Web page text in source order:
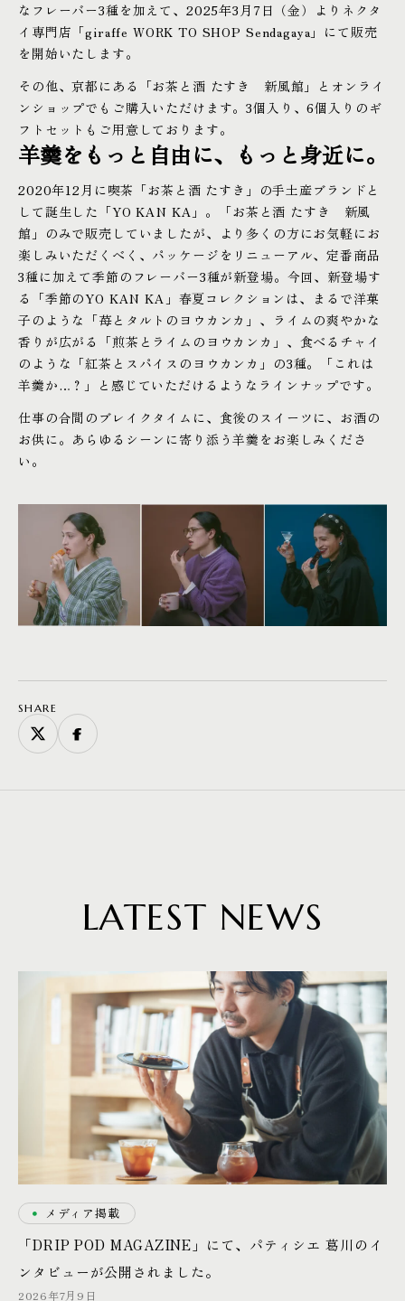
なフレーバー3種を加えて、2025年3月7日（金）よりネクタ
イ専門店「giraffe WORK TO SHOP Sendagaya」にて販売
を開始いたします。
その他、京都にある「お茶と酒 たすき 新風館」とオンライ
ンショップでもご購入いただけます。3個入り、6個入りのギ
フトセットもご用意しております。
羊羹をもっと自由に、もっと身近に。
2020年12月に喫茶「お茶と酒 たすき」の手土産ブランドと
して誕生した「YO KAN KA」。「お茶と酒 たすき 新風
館」のみで販売していましたが、より多くの方にお気軽にお
楽しみいただくべく、パッケージをリニューアル、定番商品
3種に加えて季節のフレーバー3種が新登場。今回、新登場す
る「季節のYO KAN KA」春夏コレクションは、まるで洋菓
子のような「苺とタルトのヨウカンカ」、ライムの爽やかな
香りが広がる「煎茶とライムのヨウカンカ」、食べるチャイ
のような「紅茶とスパイスのヨウカンカ」の3種。「これは
羊羹か…？」と感じていただけるようなラインナップです。
仕事の合間のブレイクタイムに、食後のスイーツに、お酒の
お供に。あらゆるシーンに寄り添う羊羹をお楽しみくださ
い。
SHARE
LATEST NEWS
・メディア掲載
「DRIP POD MAGAZINE」にて、パティシエ 葛川のイ
ンタビューが公開されました。
2026年7月9日